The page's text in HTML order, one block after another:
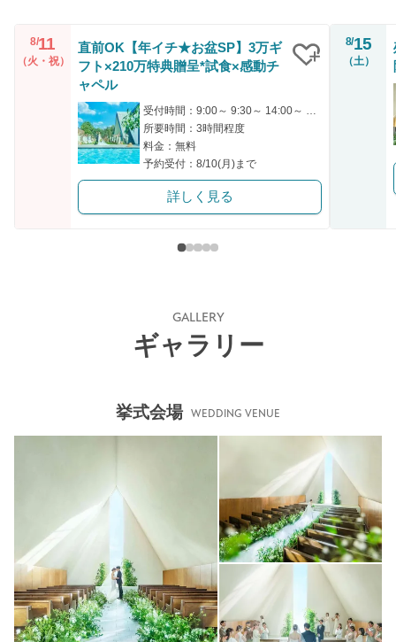
8/11
（火・祝）
直前OK【年イチ★お盆SP】3万ギ
フト×210万特典贈呈*試食×感動チ
ャペル
所要時間：3時間程度
料金：無料
予約受付：8/10(月)まで
詳しく見る
8/15
（土）
GALLERY
ギャラリー
挙式会場 WEDDING VENUE